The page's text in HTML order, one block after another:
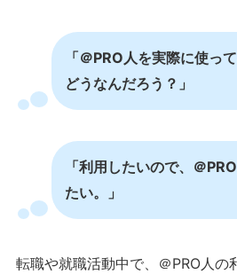
「＠PRO人を実際に使っ
どうなんだろう？」
「利用したいので、＠
たい。」
転職や就職活動中で、＠PRO人の